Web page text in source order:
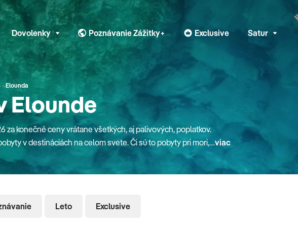
Dovolenky Poznávanie Zážitky+ Exclusive Satur
Elounda
Elounde
za konečné ceny vrátane všetkých, aj palivových, poplatkov.
v destináciách na celom svete. Či sú to pobyty pri mori,
pobyty na Slovensku. Pre rodiny s deťmi máme zaujímavé
majú deti úplne zdarma. V mnohých hoteloch doma aj v
Grécko vyhľadávajú turisti najmä
viac
Leto Exclusive